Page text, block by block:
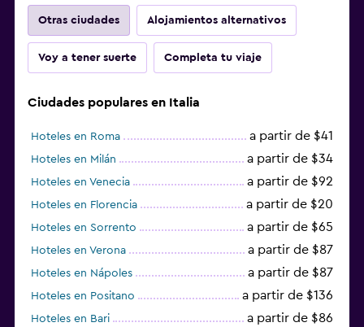
Otras ciudades Alojamientos alternativos
Voy a tener suerte Completa tu viaje
Ciudades populares en Italia
Hoteles en Roma a partir de $41
Hoteles en Milán a partir de $34
Hoteles en Venecia a partir de $92
Hoteles en Florencia a partir de $20
Hoteles en Sorrento a partir de $65
Hoteles en Verona a partir de $87
Hoteles en Nápoles a partir de $87
Hoteles en Positano a partir de $136
Hoteles en Bari a partir de $86